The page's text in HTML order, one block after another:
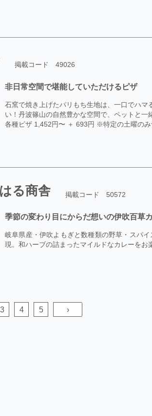
掲載コード 49026
非日常空間で堪能していただけるピザ
石窯で焼き上げたパリもち生地は、一口でハ
い！丹波篠山の自然豊かな空間で、ペットと一
各種ピザ 1,452円〜 ＋ 693円 ※特定の土曜のみ
る商舎 掲載コード 50572
季節の変わり目にからだ想いの伊吹百草
岐阜県産・伊吹よもぎと数種類の野草・スパ
現。和ハーブの詰まったマイルドなカレーをお
3 4 5 ›